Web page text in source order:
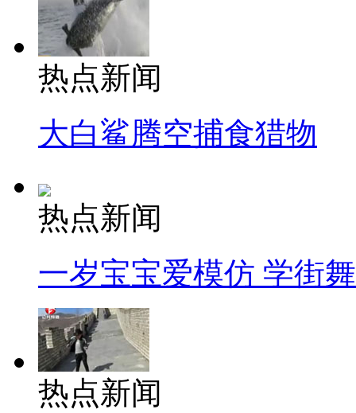
热点新闻
大白鲨腾空捕食猎物
热点新闻
一岁宝宝爱模仿 学街
热点新闻